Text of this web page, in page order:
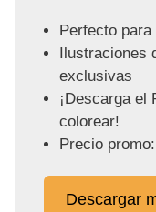
Perfecto
Ilustraciones
exclusivas
¡Descarga el
colorear!
Precio
Descargar